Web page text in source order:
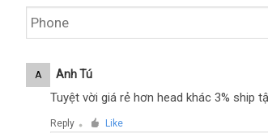
A Anh Tú
Tuyệt vời giá rẻ hơn head khác 3% ship
Reply ● Like